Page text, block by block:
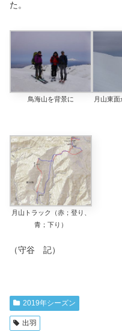
た。
鳥海山を背景に 月山東面
月山トラック（赤；登り、
青；下り）
（守谷 記）
2019年シーズン
出羽